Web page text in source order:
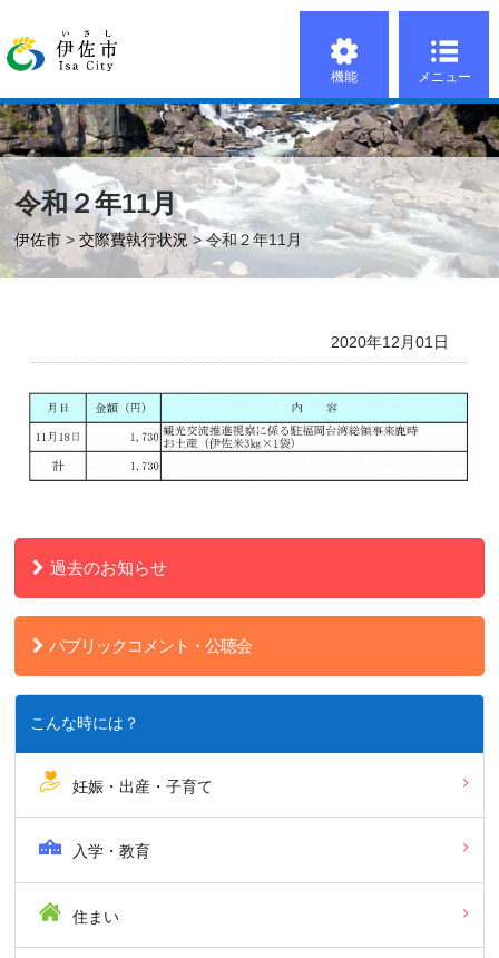
機能 メニュー
令和２年11月
伊佐市 >交際費執行状況 > 令和２年11月
2020年12月01日
過去のお知らせ
パブリックコメント・公聴会
こんな時には？
妊娠・出産・子育て
入学・教育
住まい